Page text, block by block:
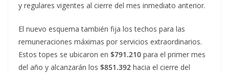
y regulares vigentes al cierre del mes inmediato anterior.
El nuevo esquema también fija los techos para las
remuneraciones máximas por servicios extraordinarios.
Estos topes se ubicaron en $791.210 para el primer mes
del año y alcanzarán los $851.392 hacia el cierre del